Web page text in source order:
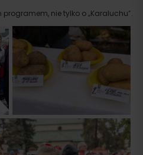
nie tylko o „Karaluchu”.